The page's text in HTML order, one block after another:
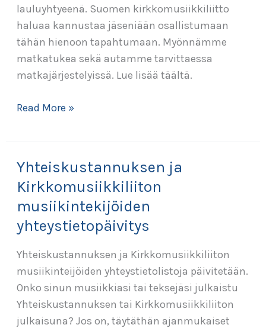
lauluyhtyeenä. Suomen kirkkomusiikkiliitto
haluaa kannustaa jäseniään osallistumaan
tähän hienoon tapahtumaan. Myönnämme
matkatukea sekä autamme tarvittaessa
matkajärjestelyissä. Lue lisää täältä.
Tule
2018
Read More »
Yhteiskustannuksen ja
Kirkkomusiikkiliiton
musiikintekijöiden
yhteystietopäivitys
Yhteiskustannuksen ja Kirkkomusiikkiliiton
musiikinteijöiden yhteystietolistoja päivitetään.
Onko sinun musiikkiasi tai teksejäsi julkaistu
Yhteiskustannuksen tai Kirkkomusiikkiliiton
julkaisuna? Jos on, täytäthän ajanmukaiset